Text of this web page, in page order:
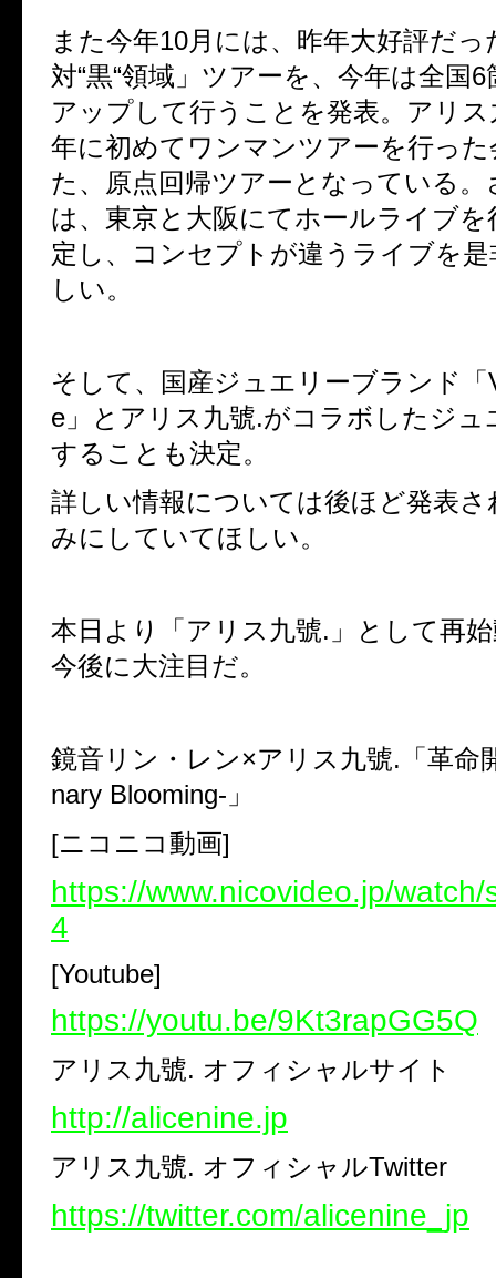
また今年10月には、昨年大好評だっ
対“黒“領域」ツアーを、今年は全国6
アップして行うことを発表。アリス
年に初めてワンマンツアーを行っ
た、原点回帰ツアーとなっている。
は、東京と大阪にてホールライブ
定し、コンセプトが違うライブを
しい。
そして、国産ジュエリーブランド「
e 」とアリス九號.がコラボしたジュ
することも決定。
詳しい情報については後ほど発表
みにしていてほしい。
本日より「アリス九號. 」として再
今後に大注目だ。
鏡音リン・レン×アリス九號. 「革命
nary Blooming- 」
[ニコニコ動画]
https://www.nicovideo.jp/
4
[Youtube]
https://youtu.be/9Kt3rapGG5Q
アリス九號. オフィシャルサイト
http://alicenine.jp
アリス九號. オフィシャルTwitter
https://twitter.com/alicenine_jp